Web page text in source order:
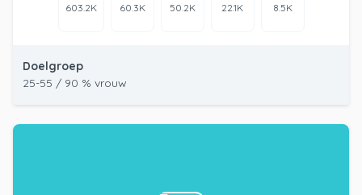
603.2K 60.3K 50.2K 22.1K 8.5K
Doelgroep
25-55 / 90 % vrouw